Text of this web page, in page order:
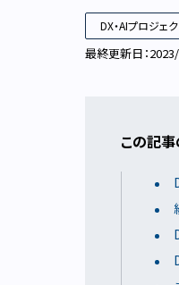
DX・AIプロジェ
最終更新日：2023/
この記